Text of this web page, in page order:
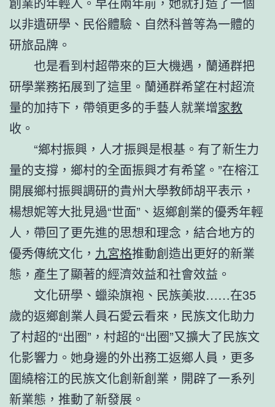
以非遺研學、民俗體驗、自然科普等為一體的
研旅品牌。
也是看到村超帶來的巨大機遇，蘭通群把
研學業務拓展到了這里。蘭通群希望在村超流
量的加持下，帶領更多的手藝人就業增家教
收。
“鄉村振興，人才振興是根基。有了新生力
量的支撐，鄉村的全面振興才有希望。”在榕江
開展鄉村振興調研的貴州大學教師胡平表示，
楊想妮等大批見過“世面”、返鄉創業的優秀年輕
人，帶回了更先進的思想和理念，結合地方的
優秀傳統文化， 九宮格推動創造出更好的新業
態，產生了顯著的經濟效益和社會效益。
文化研學、蠟染旗袍、民族美妝……在35
歲的返鄉創業人員石愛云看來，民族文化助力
了村超的“出圈”，村超的“出圈”又擴大了民族文
化影響力。她身邊的外出務工返鄉人員，更多
圍繞榕江的民族文化創新創業，開辟了一系列
新業態，推動了新發展。